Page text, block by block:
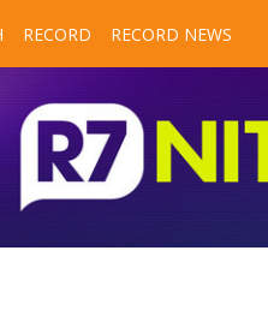
RECORD RECORD NEWS